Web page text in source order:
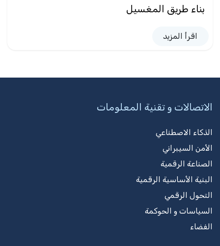
بناء طريق المغسيل
اقرأ المزيد
الاتصالات و تقنية المعلومات
الذكاء الاصطناعي
الأمن السيبراني
الصناعة الرقمية
البنية الأساسية الرقمية
التحول الرقمي
السياسات و الحوكمة
الفضاء